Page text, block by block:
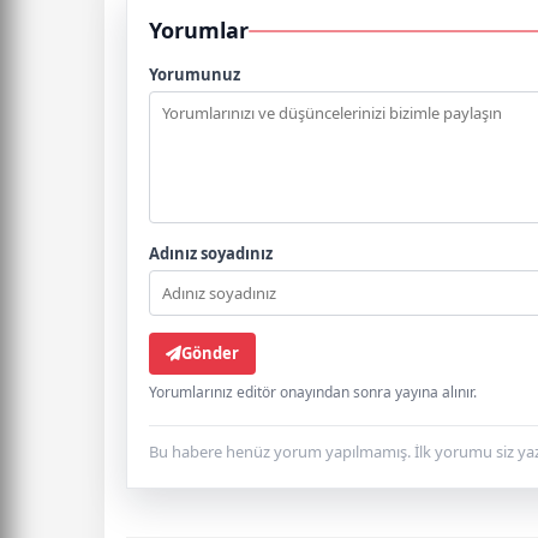
Yorumlar
Yorumunuz
Adınız soyadınız
Gönder
Yorumlarınız editör onayından sonra yayına alınır.
Bu habere henüz yorum yapılmamış. İlk yorumu siz